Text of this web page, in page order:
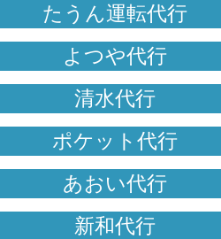
たうん運転代行
よつや代行
清水代行
ポケット代行
あおい代行
新和代行